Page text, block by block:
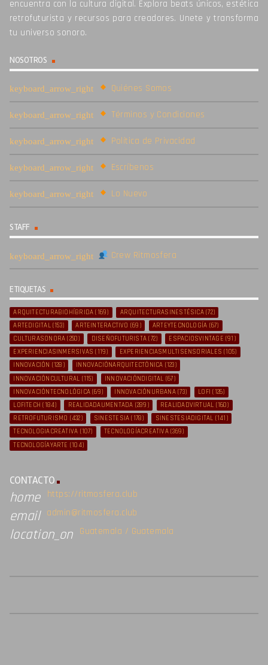
encuentra con la cultura digital. Explora beats únicos, estética
retrofuturista y recursos para creadores. Unete y transforma
tu universo sonoro.
NOSOTROS
Quiénes Somos
Términos y Condiciones
Política de Privacidad
Escríbenos
Lo Nuevo
STAFF
Crew Ritmosfera
ETIQUETAS
ARQUITECTURABIOHÍBRIDA (169) ARQUITECTURASINESTÉSICA(72)
ARTEDIGITAL(153) ARTEINTERACTIVO (69) ARTEYTECNOLOGÍA (67)
CULTURASONORA (250) DISEÑOFUTURISTA (72) ESPACIOSVINTAGE (91)
EXPERIENCIASINMERSIVAS (119) EXPERIENCIASMULTISENSORIALES (105)
INNOVACIÓN (128) INNOVACIÓNARQUITECTÓNICA (123)
INNOVACIÓNCULTURAL (115) INNOVACIÓNDIGITAL (67)
INNOVACIÓNTECNOLÓGICA (69) INNOVACIÓNURBANA(73) LOFI (126)
LOFITECH (184) REALIDADAUMENTADA (289) REALIDADVIRTUAL (160)
RETROFUTURISMO (432) SINESTESIA (178) SINESTESIADIGITAL (141)
TECNOLOGIACREATIVA (107) TECNOLOGÍACREATIVA(369)
TECNOLOGÍAYARTE (104)
CONTACTO
home https://ritmosfera.club
email admin@ritmosfera.club
location_on Guatemala / Guatemala